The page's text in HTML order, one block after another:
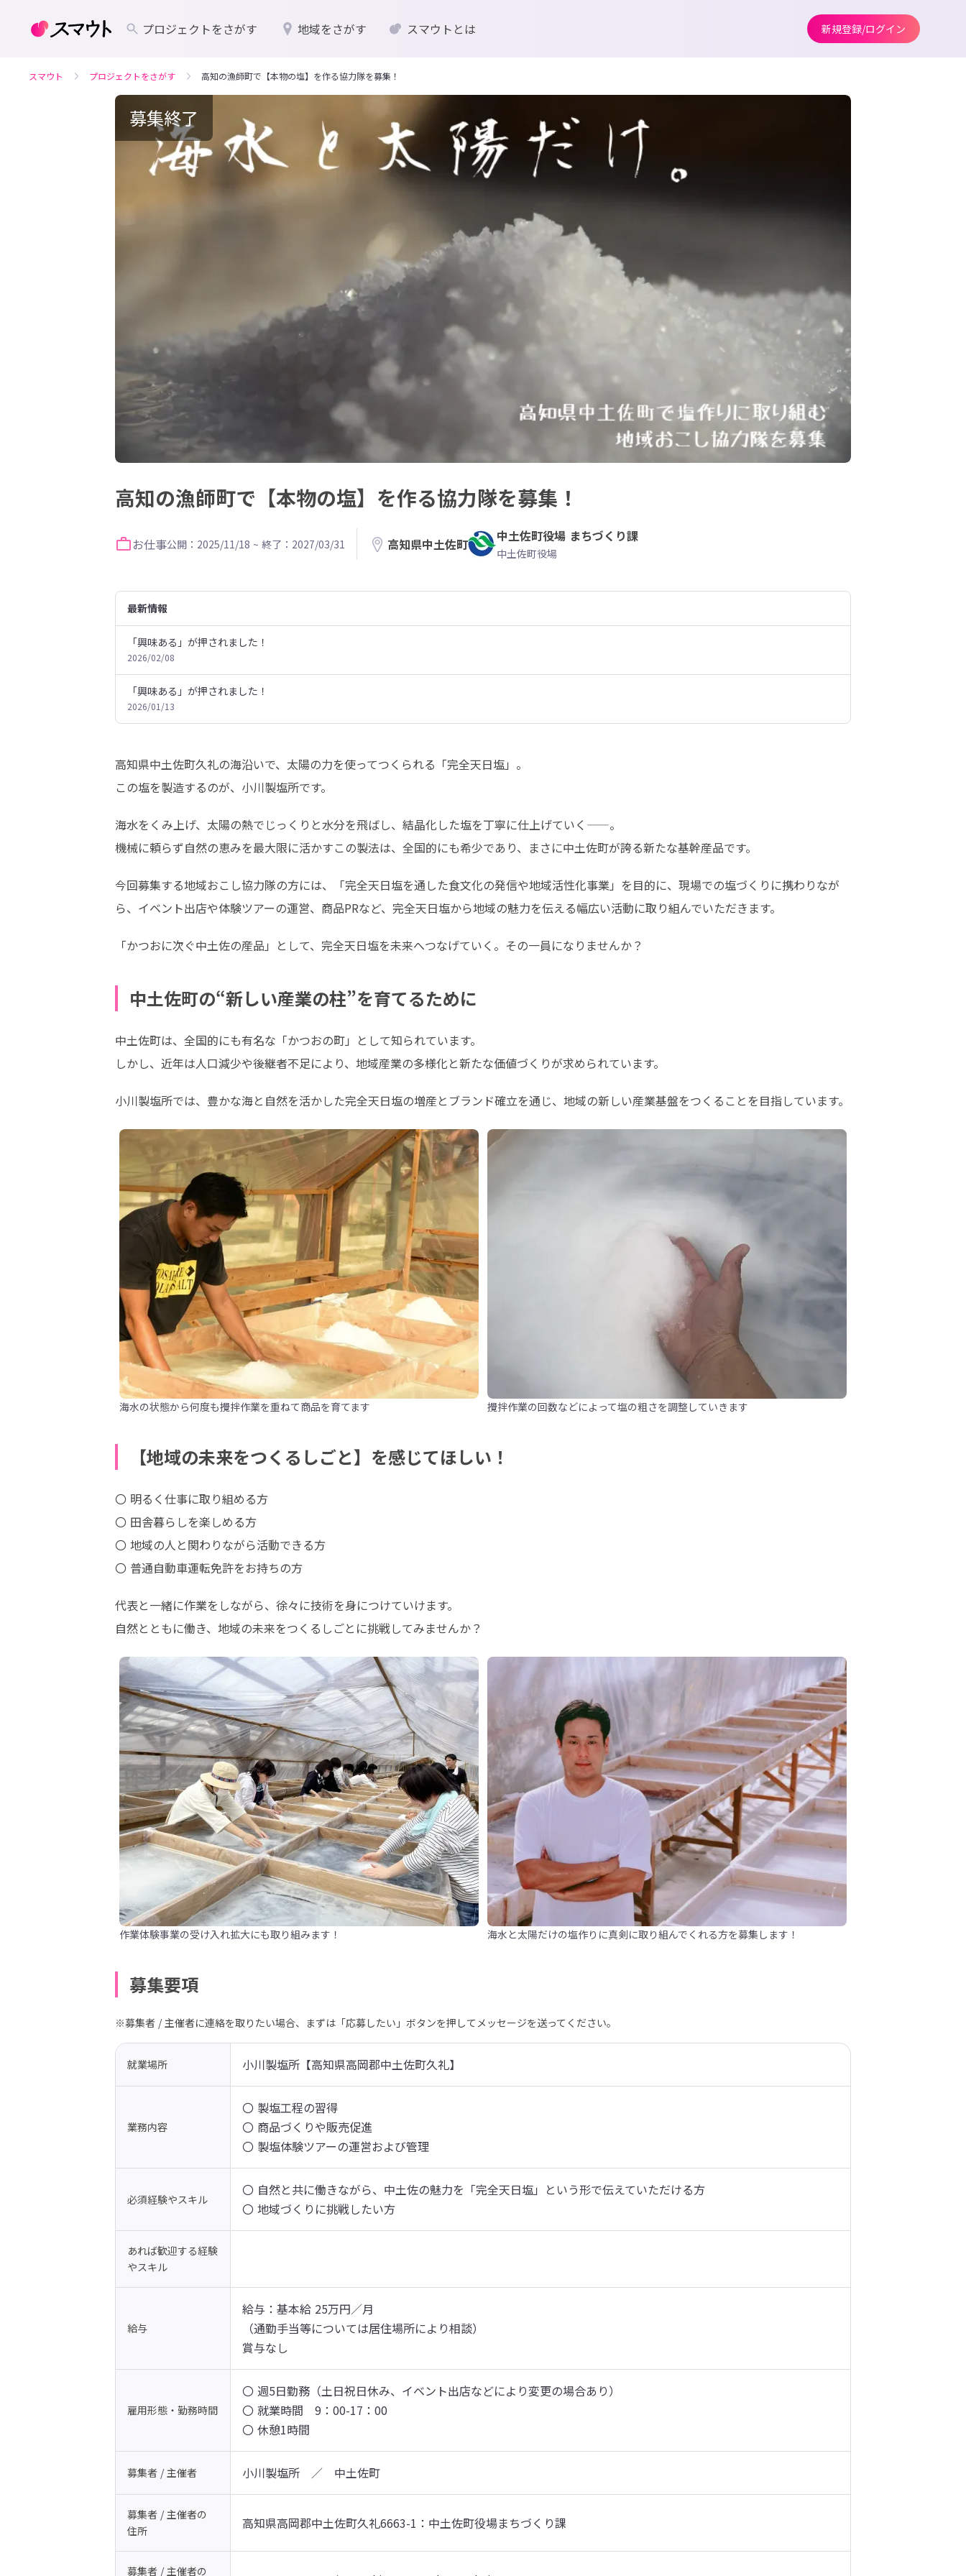
プロジェクトをさがす 地域をさがす スマウトとは 新規登録/ログイン
スマウト プロジェクトをさがす 高知の漁師町で【本物の塩】を作る協力隊を募集！
募集終了
高知の漁師町で【本物の塩】を作る協力隊を募集！
お仕事公開：2025/11/18 ~ 終了：2027/03/31 高知県中土佐町 中土佐町役場 まちづくり課
中土佐町役場
最新情報
「興味ある」が押されました！
2026/02/08
「興味ある」が押されました！
2026/01/13
高知県中土佐町久礼の海沿いで、太陽の力を使ってつくられる「完全天日塩」。
この塩を製造するのが、小川製塩所です。
海水をくみ上げ、太陽の熱でじっくりと水分を飛ばし、結晶化した塩を丁寧に仕上げていく——。
機械に頼らず自然の恵みを最大限に活かすこの製法は、全国的にも希少であり、まさに中土佐町が誇る新たな基幹産品です。
今回募集する地域おこし協力隊の方には、「完全天日塩を通した食文化の発信や地域活性化事業」を目的に、現場での塩づくりに携わりなが
ら、イベント出店や体験ツアーの運営、商品PRなど、完全天日塩から地域の魅力を伝える幅広い活動に取り組んでいただきます。
「かつおに次ぐ中土佐の産品」として、完全天日塩を未来へつなげていく。その一員になりませんか？
中土佐町の“新しい産業の柱”を育てるために
中土佐町は、全国的にも有名な「かつおの町」として知られています。
しかし、近年は人口減少や後継者不足により、地域産業の多様化と新たな価値づくりが求められています。
小川製塩所では、豊かな海と自然を活かした完全天日塩の増産とブランド確立を通じ、地域の新しい産業基盤をつくることを目指しています。
海水の状態から何度も攪拌作業を重ねて商品を育てます 攪拌作業の回数などによって塩の粗さを調整していきます
【地域の未来をつくるしごと】を感じてほしい！
〇 明るく仕事に取り組める方
〇 田舎暮らしを楽しめる方
〇 地域の人と関わりながら活動できる方
〇 普通自動車運転免許をお持ちの方
代表と一緒に作業をしながら、徐々に技術を身につけていけます。
自然とともに働き、地域の未来をつくるしごとに挑戦してみませんか？
作業体験事業の受け入れ拡大にも取り組みます！ 海水と太陽だけの塩作りに真剣に取り組んでくれる方を募集します！
募集要項
※募集者 / 主催者に連絡を取りたい場合、まずは「応募したい」ボタンを押してメッセージを送ってください。
就業場所 小川製塩所【高知県高岡郡中土佐町久礼】
業務内容
〇 製塩工程の習得
〇 商品づくりや販売促進
〇 製塩体験ツアーの運営および管理
必須経験やスキル
〇 自然と共に働きながら、中土佐の魅力を「完全天日塩」という形で伝えていただける方
〇 地域づくりに挑戦したい方
あれば歓迎する経験
やスキル
給与
給与：基本給 25万円／月
（通勤手当等については居住場所により相談）
賞与なし
雇用形態・勤務時間
〇 週5日勤務（土日祝日休み、イベント出店などにより変更の場合あり）
〇 就業時間　9：00-17：00
〇 休憩1時間
募集者 / 主催者 小川製塩所　／　中土佐町
募集者 / 主催者の
住所
高知県高岡郡中土佐町久礼6663-1：中土佐町役場まちづくり課
募集者 / 主催者の